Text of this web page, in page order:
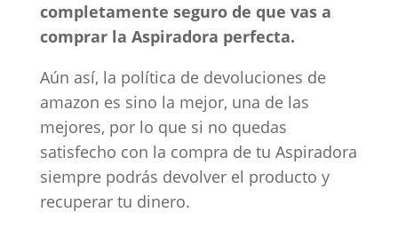
completamente seguro de que vas a
comprar la Aspiradora perfecta.
Aún así, la política de devoluciones de
amazon es sino la mejor, una de las
mejores, por lo que si no quedas
satisfecho con la compra de tu Aspiradora
siempre podrás devolver el producto y
recuperar tu dinero.